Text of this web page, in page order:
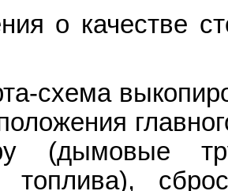
о качестве
схема
(дымовые
топлива),